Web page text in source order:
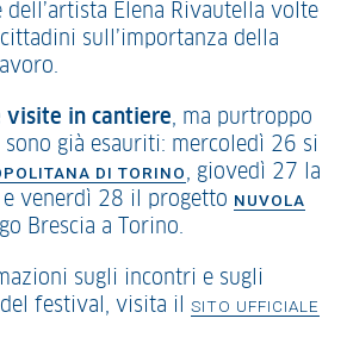
dell’artista Elena Rivautella volte
sull’importanza della
visite in cantiere, ma purtroppo
già esauriti: mercoledì 26 si
DI TORINO, giovedì 27 la
e venerdì 28 il progetto NUVOLA
Brescia a Torino.
sugli incontri e sugli
festival, visita il SITO UFFICIALE